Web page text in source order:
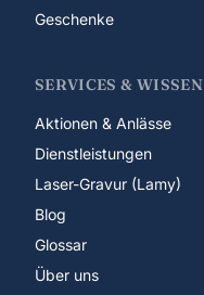
Geschenke
SERVICES & WISSEN
Aktionen & Anlässe
Dienstleistungen
Laser-Gravur (Lamy)
Blog
Glossar
Über uns